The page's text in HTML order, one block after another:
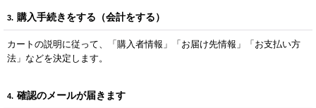
3. 購入手続きをする（会計をする）
カートの説明に従って、「購入者情報」「お届け先情報」「お支払い方
法」などを決定します。
4. 確認のメールが届きます